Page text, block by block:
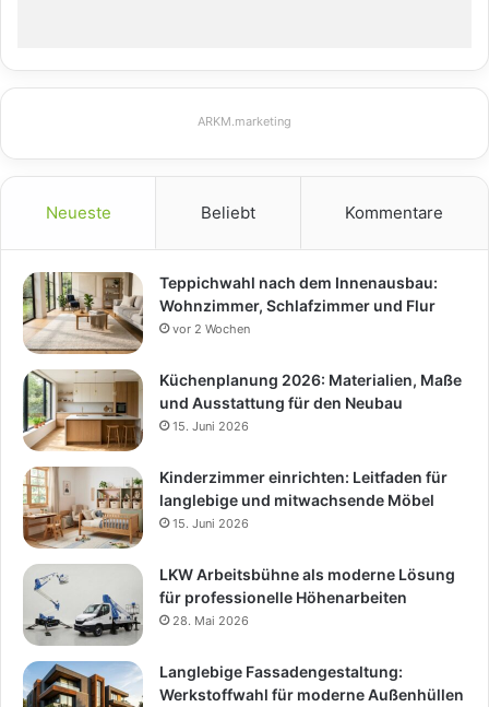
ARKM.marketing
Neueste Beliebt Kommentare
Teppichwahl nach dem Innenausbau:
Wohnzimmer, Schlafzimmer und Flur
vor 2 Wochen
Küchenplanung 2026: Materialien, Maße
und Ausstattung für den Neubau
15. Juni 2026
Kinderzimmer einrichten: Leitfaden für
langlebige und mitwachsende Möbel
15. Juni 2026
LKW Arbeitsbühne als moderne Lösung
für professionelle Höhenarbeiten
28. Mai 2026
Langlebige Fassadengestaltung:
Werkstoffwahl für moderne Außenhüllen